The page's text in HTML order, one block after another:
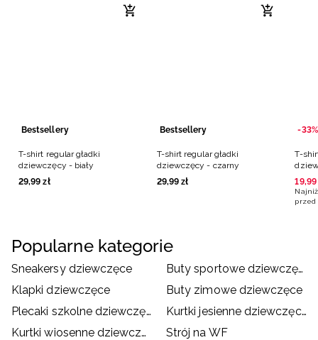
Bestsellery
T-shirt regular gładki
dziewczęcy - biały
29,99 zł
Bestsellery
T-shirt regular gładki
dziewczęcy - czarny
29,99 zł
-33%
T-
19,99
przed
Popularne kategorie
Sneakersy dziewczęce
Buty sportowe dziewczęce
Klapki dziewczęce
Buty zimowe dziewczęce
Plecaki szkolne dziewczęce
Kurtki jesienne dziewczęce
Kurtki wiosenne dziewczęce
Strój na WF